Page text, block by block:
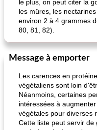
le plus, on peut citer la
les mûres, les
environ 2 à 4 grammes
80, 81, 82).
Message à emporter
Les carences en
végétaliens sont loin
Néanmoins, certaines
intéressées à
végétales pour diverses
Cette liste peut servir